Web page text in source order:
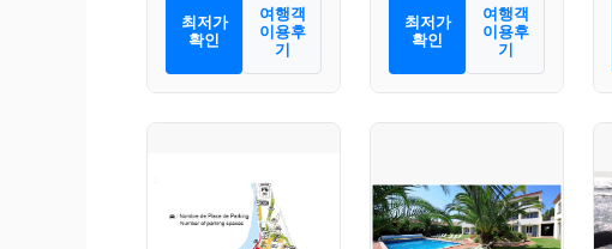
최저가
확인
여행객
이용후
기
최저가
확인
여행객
이용후
기